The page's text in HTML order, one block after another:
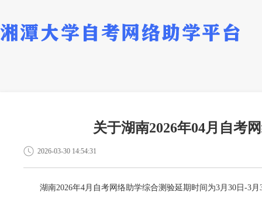
关于湖南2026年04月自考
2026-03-30 14:54:31
湖南2026年4月自考网络助学综合测验延期时间为3月30日-3